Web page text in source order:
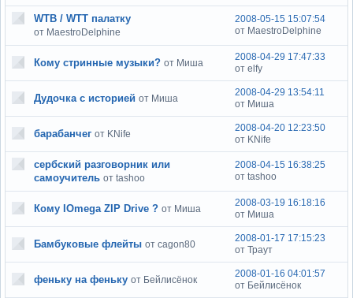
WTB / WTT палатку
от MaestroDelphine
2008-05-15 15:07:54
от MaestroDelphine
Кому стринные музыки? от Миша
2008-04-29 17:47:33
от elfy
Дудочка с историей от Миша
2008-04-29 13:54:11
от Миша
барабанчег от KNife
2008-04-20 12:23:50
от KNife
сербский разговорник или
самоучитель от tashoo
2008-04-15 16:38:25
от tashoo
Кому IOmega ZIP Drive ? от Миша
2008-03-19 16:18:16
от Миша
Бамбуковые флейты от cagon80
2008-01-17 17:15:23
от Траут
феньку на феньку от Бейлисёнок
2008-01-16 04:01:57
от Бейлисёнок